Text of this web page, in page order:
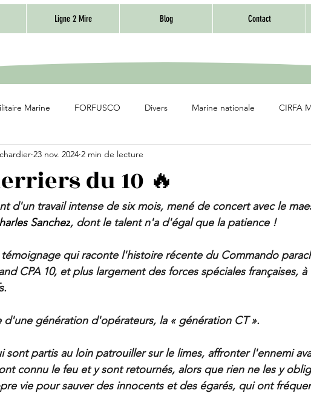
Ligne 2 Mire Blog Contact
Marine FORFUSCO Divers Marine nationale CIRFA
du 10 🔥
23 nov. 2024 2 min de lecture
d'un travail intense de six mois, mené de concert avec le
Sanchez, dont le talent n'a d'égal que la patience !
témoignage qui raconte l'histoire récente du Commando
CPA 10, et plus largement des forces spéciales françaises,
génération d'opérateurs, la « génération CT ».
sont partis au loin patrouiller sur le limes, affronter l'ennemi
connu le feu et y sont retournés, alors que rien ne les y
vie pour sauver des innocents et des égarés, qui ont